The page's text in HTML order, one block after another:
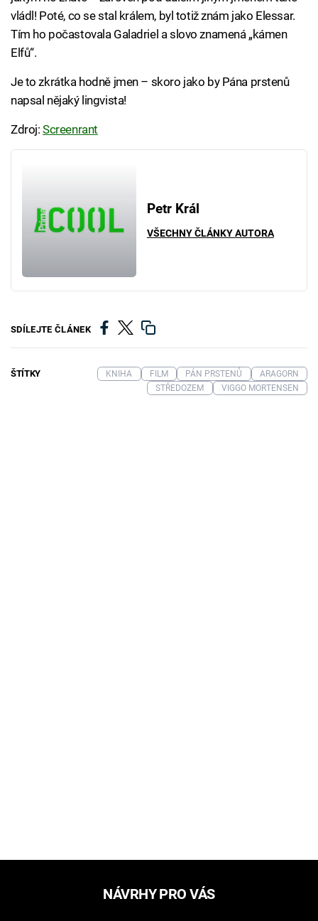
vládl! Poté, co se stal králem, byl totiž znám jako Elessar.
Tím ho počastovala Galadriel a slovo znamená „kámen
Elfů“.
Je to zkrátka hodně jmen – skoro jako by Pána prstenů
napsal nějaký lingvista!
Zdroj:Screenrant
Petr Král
VŠECHNY ČLÁNKY AUTORA
SDÍLEJTE ČLÁNEK
ŠTÍTKY KNIHA FILM PÁN PRSTENŮ
ARAGORN
STŘEDOZEM
VIGGO MORTENSEN
NÁVRHY PRO VÁS